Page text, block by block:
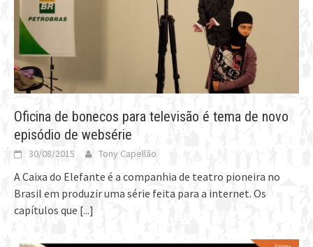
Oficina de bonecos para televisão é tema de novo
episódio de websérie
30/08/2015 Tony Capellão
A Caixa do Elefante é a companhia de teatro pioneira no
Brasil em produzir uma série feita para a internet. Os
capítulos que [...]